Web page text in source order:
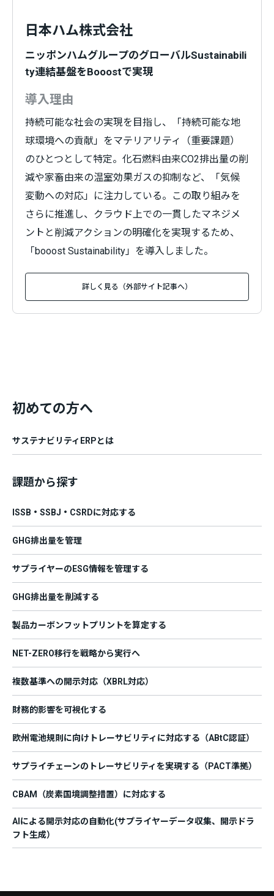
日本ハム株式会社
ニッポンハムグループのグローバルSustainabili
ty連結基盤をBooostで実現
導入理由
持続可能な社会の実現を目指し、「持続可能な地
球環境への貢献」をマテリアリティ（重要課題）
のひとつとして特定。化石燃料由来CO2排出量の削
減や家畜由来の温室効果ガスの抑制など、「気候
変動への対応」に注力している。この取り組みを
さらに推進し、クラウド上での一貫したマネジメ
ントと削減アクションの明確化を実現するため、
「booost Sustainability」を導入しました。
詳しく見る（外部サイト記事へ）
初めての方へ
サステナビリティERPとは
課題から探す
ISSB・SSBJ・CSRDに対応する
GHG排出量を管理
サプライヤーのESG情報を管理する
GHG排出量を削減する
製品カーボンフットプリントを算定する
NET-ZERO移行を戦略から実行へ
複数基準への開示対応（XBRL対応）
財務的影響を可視化する
欧州電池規則に向けトレーサビリティに対応する（ABtC認証）
サプライチェーンのトレーサビリティを実現する（PACT準拠）
CBAM（炭素国境調整措置）に対応する
AIによる開示対応の自動化(サプライヤーデータ収集、開示ドラ
フト生成）